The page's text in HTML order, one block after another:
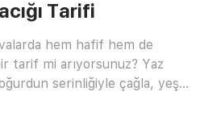
Tarifi
hem hafif hem de
tarif mi arıyorsunuz? Yaz
serinliğiyle çağla, yeşil